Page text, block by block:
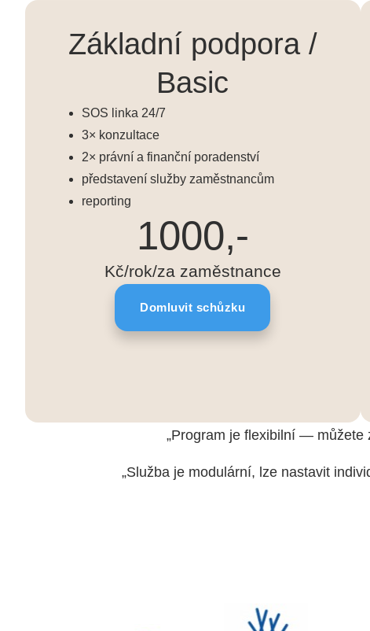
Základní podpora /
Basic
SOS linka 24/7
3× konzultace
2× právní a finanční poradenství
představení služby zaměstnancům
reporting
1000,-
Kč/rok/za zaměstnance
Domluvit schůzku
„Program je flexibilní — můžete
„Služba je modulární, lze nastavit